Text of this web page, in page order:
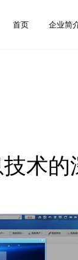
首页 企业简
术的